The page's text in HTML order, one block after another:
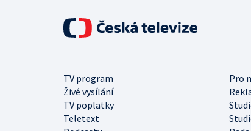
TV program
Pro
Živé vysílání
TV poplatky
Teletext